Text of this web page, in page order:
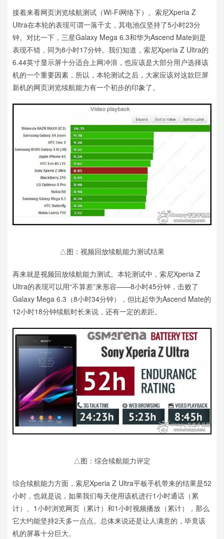
接着来看网页浏览续航测试（Wi-Fi网络下）。索尼Xperia Z
Ultra在本轮的表现可谓一落千丈，其电池仅坚持了5小时23分
钟。对比一下，三星Galaxy Mega 6.3和华为Ascend Mate则是
表现不错，同为8小时17分钟。我们知道，索尼Xperia Z Ultra的
6.44英寸显示屏十分适合上网冲浪，也应该是大部分用户选择该
机的一个重要因素，所以，本轮测试之后，大家应该对这款巨屏
新机的网页浏览续航能力有一个初步的印象了。
△图：视频回放续航能力测试结果
再来就是视频回放续航能力测试。本轮测试中，索尼Xperia Z
Ultra的表现可以用“不算差”来形容——8小时45分钟，击败了
Galaxy Mega 6.3（8小时34分钟），但比起华为Ascend Mate的
12小时18分钟续航时长来说，还有一定的差距。
△图：综合续航能力评定
综合续航能力方面，索尼Xperia Z Ultra平板手机带来的结果是52
小时，也就是说，如果我们每天使用该机进行1小时通话（累
计）、1小时浏览网页（累计）和1小时视频播放（累计），那么
它大约能坚持2天多一点点。总体来说还是让人满意的，毕竟该
机的屏幕十分巨大。